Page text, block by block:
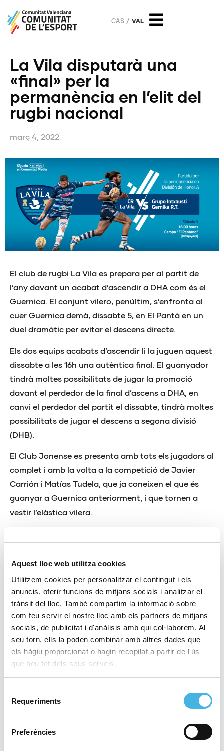
Aquest lloc web utilitza cookies
Utilitzem cookies per personalitzar el contingut i els
anuncis, oferir funcions de mitjans socials i analitzar el
trànsit del lloc. També compartim la informació sobre
com feu servir el nostre lloc amb els partners de mitjans
socials, de publicitat i d'anàlisis amb qui col·laborem. Al
seu torn, ells la poden combinar amb altres dades que
els hàgiu proporcionat o hagin recopilat a partir de l'ús
que heu fet dels seus serveis.
Requeriments
Preferències
CAS VAL
La Vila disputarà una
«final» per la
permanència en l’elit del
rugbi nacional
març 4, 2022
El club de rugbi La Vila es prepara per al partit de
l’any davant un acabat d’ascendir a DHA com és el
Guernica. El conjunt vilero, penúltim, s’enfronta al
cuer Guernica demà, dissabte 5, en El Pantà en un
duel dramàtic per evitar el descens directe.
Els dos equips acabats d’ascendir li la juguen aquest
dissabte a les 16h una autèntica final. El guanyador
tindrà moltes possibilitats de jugar la promoció
davant el perdedor de la final d’ascens a DHA, en
canvi el perdedor del partit el dissabte, tindrà moltes
possibilitats de jugar el descens a segona divisió
(DHB).
El Club Jonense es presenta amb tots els jugadors al
complet i amb la volta a la competició de Javier
Carrión i Matías Tudela, que ja coneixen el que és
guanyar a Guernica anteriorment, i que tornen a
vestir l’elàstica vilera.
Comunitat de l’Esport per a animar a aquest equip
referent necessitat de punts, i que amb el suport de
tots, confia a aconseguir l’esperat objectiu de la
permanència.
Compartir: